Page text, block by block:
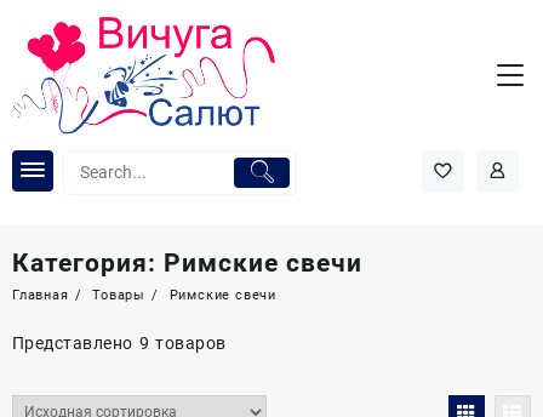
содержимому
Категория: Римские свечи
Главная Товары Римские свечи
Представлено 9 товаров